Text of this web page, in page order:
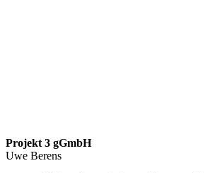
Projekt 3 gGmbH
Uwe Berens